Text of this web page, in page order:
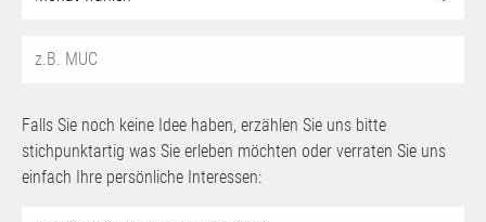
Falls Sie noch keine Idee haben, erzählen Sie uns bitte
stichpunktartig was Sie erleben möchten oder verraten Sie uns
einfach Ihre persönliche Interessen: